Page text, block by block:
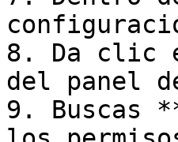
8. Da clic
del panel
9. Buscas